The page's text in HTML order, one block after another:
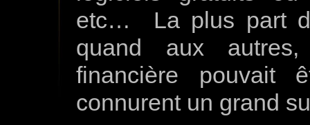
etc… La plus part
quand aux
financière pouvait
connurent un grand